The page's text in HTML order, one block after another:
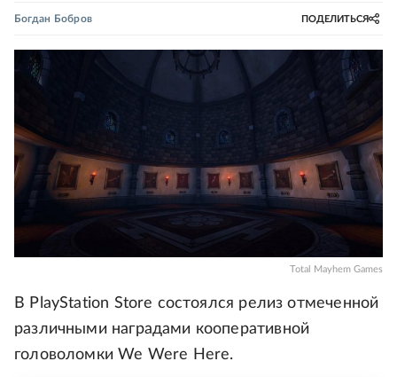
Богдан Бобров ПОДЕЛИТЬСЯ
Total Mayhem Games
В PlayStation Store состоялся релиз отмеченной
различными наградами кооперативной
головоломки We Were Here.